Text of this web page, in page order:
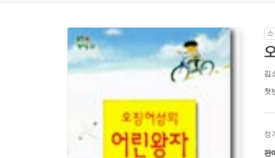
김
첫
정
판